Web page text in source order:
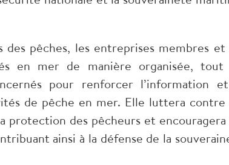
pêches, les entreprises membres et
en mer de manière organisée, tout
pour renforcer l’information
de pêche en mer. Elle luttera contre
protection des pêcheurs et encouragera
ainsi à la défense de la